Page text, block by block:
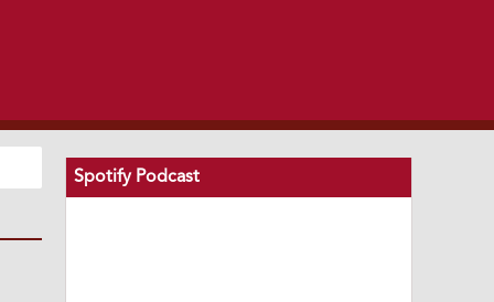
Spotify Podcast